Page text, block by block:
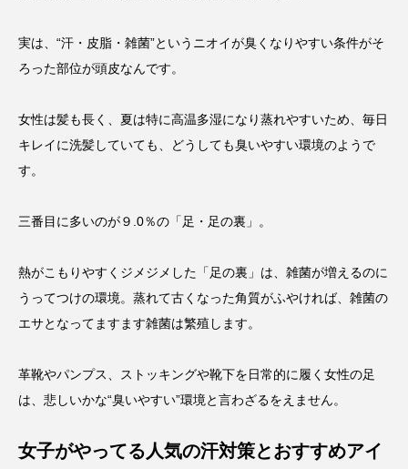
実は、“汗・皮脂・雑菌”というニオイが臭くなりやすい条件がそ
ろった部位が頭皮なんです。
女性は髪も長く、夏は特に高温多湿になり蒸れやすいため、毎日
キレイに洗髪していても、どうしても臭いやすい環境のようで
す。
三番目に多いのが９.0％の「足・足の裏」。
熱がこもりやすくジメジメした「足の裏」は、雑菌が増えるのに
うってつけの環境。蒸れて古くなった角質がふやければ、雑菌の
エサとなってますます雑菌は繁殖します。
革靴やパンプス、ストッキングや靴下を日常的に履く女性の足
は、悲しいかな“臭いやすい”環境と言わざるをえません。
女子がやってる人気の汗対策とおすすめアイ